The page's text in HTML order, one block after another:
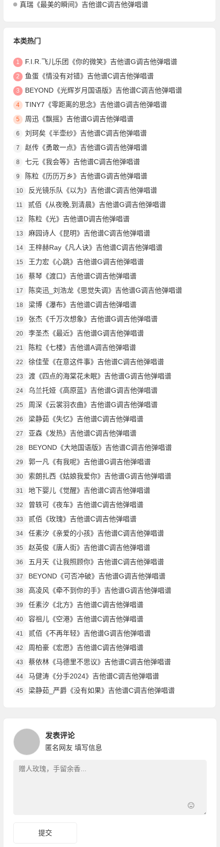
真瑞《最美的瞬间》吉他谱C调吉他弹唱谱
本类热门
1 F.I.R.飞儿乐团《你的微笑》吉他谱G调吉他弹唱谱
2 鱼蛋《情没有对错》吉他谱C调吉他弹唱谱
3 BEYOND《光辉岁月国语版》吉他谱C调吉他弹唱谱
4 TINY7《零距离的思念》吉他谱G调吉他弹唱谱
5 周迅《飘摇》吉他谱G调吉他弹唱谱
6 刘珂矣《半壶纱》吉他谱C调吉他弹唱谱
7 赵传《勇敢一点》吉他谱G调吉他弹唱谱
8 七元《我会等》吉他谱C调吉他弹唱谱
9 陈粒《历历万乡》吉他谱G调吉他弹唱谱
10 反光镜乐队《以为》吉他谱C调吉他弹唱谱
11 贰佰《从夜晚,到清晨》吉他谱G调吉他弹唱谱
12 陈粒《光》吉他谱D调吉他弹唱谱
13 麻园诗人《昆明》吉他谱C调吉他弹唱谱
14 王梓赫Ray《凡人诀》吉他谱C调吉他弹唱谱
15 王力宏《心跳》吉他谱G调吉他弹唱谱
16 蔡琴《渡口》吉他谱C调吉他弹唱谱
17 陈奕迅_刘浩龙《思觉失调》吉他谱G调吉他弹唱谱
18 梁博《瀑布》吉他谱C调吉他弹唱谱
19 张杰《千万次想象》吉他谱G调吉他弹唱谱
20 李圣杰《最近》吉他谱G调吉他弹唱谱
21 陈粒《七楼》吉他谱A调吉他弹唱谱
22 徐佳莹《在意这件事》吉他谱C调吉他弹唱谱
23 渡《四点的海棠花未眠》吉他谱G调吉他弹唱谱
24 乌兰托娅《高原蓝》吉他谱G调吉他弹唱谱
25 周深《云裳羽衣曲》吉他谱G调吉他弹唱谱
26 梁静茹《失忆》吉他谱C调吉他弹唱谱
27 亚森《发热》吉他谱C调吉他弹唱谱
28 BEYOND《大地国语版》吉他谱C调吉他弹唱谱
29 郭一凡《有我呢》吉他谱G调吉他弹唱谱
30 索朗扎西《姑娘我爱你》吉他谱G调吉他弹唱谱
31 地下婴儿《觉醒》吉他谱C调吉他弹唱谱
32 曾轶可《夜车》吉他谱C调吉他弹唱谱
33 贰佰《玫瑰》吉他谱C调吉他弹唱谱
34 任素汐《亲爱的小孩》吉他谱C调吉他弹唱谱
35 赵英俊《唐人街》吉他谱C调吉他弹唱谱
36 五月天《让我照顾你》吉他谱C调吉他弹唱谱
37 BEYOND《可否冲破》吉他谱G调吉他弹唱谱
38 高凌风《牵不到你的手》吉他谱G调吉他弹唱谱
39 任素汐《北方》吉他谱C调吉他弹唱谱
40 容祖儿《空港》吉他谱C调吉他弹唱谱
41 贰佰《不再年轻》吉他谱G调吉他弹唱谱
42 周柏豪《宏愿》吉他谱C调吉他弹唱谱
43 蔡依林《马德里不思议》吉他谱C调吉他弹唱谱
44 马健涛《分手2024》吉他谱C调吉他弹唱谱
45 梁静茹_严爵《没有如果》吉他谱C调吉他弹唱谱
发表评论
匿名网友 填写信息